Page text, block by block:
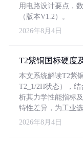
用电路设计要点，
（版本V1.2）。
2026年8月4日
T2紫铜国标硬度
本文系统解读T2紫
T2_1/2H状态），
析其力学性能指标
特性差异，为工业
2026年8月4日